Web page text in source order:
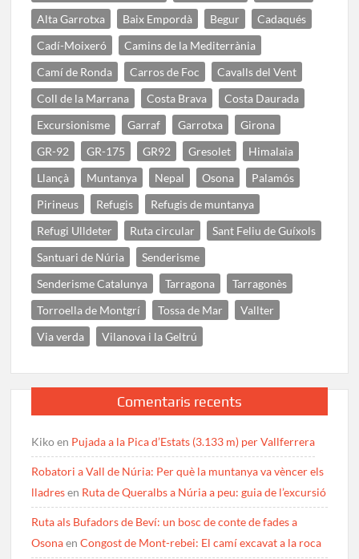
Alta Garrotxa
Baix Empordà Begur
Cadaqués
Cadí-Moixeró
Camins de la Mediterrània
Camí de Ronda
Carros de Foc
Cavalls del Vent
Coll de la Marrana
Costa Brava
Costa Daurada
Excursionisme
Garraf Garrotxa
Girona
GR-92
GR-175 GR92 Gresolet
Himalaia
Llançà
Muntanya Nepal Osona
Palamós
Pirineus
Refugis
Refugis de muntanya
Refugi Ulldeter
Ruta circular
Sant Feliu de Guíxols
Santuari de Núria
Senderisme
Senderisme Catalunya
Tarragona
Tarragonès
Torroella de Montgrí
Tossa de Mar
Vallter
Via verda
Vilanova i la Geltrú
Comentaris recents
Kikoen Pujada a la Pica d’Estats (3.133 m) per Vallferrera
Robatori a Vall de Núria: Per què la muntanya va vèncer els
lladresen Ruta de Queralbs a Núria a peu: guia de l’excursió
Ruta als Bufadors de Beví: un bosc de conte de fades a
OsonaenCongost de Mont-rebei: El camí excavat a la roca